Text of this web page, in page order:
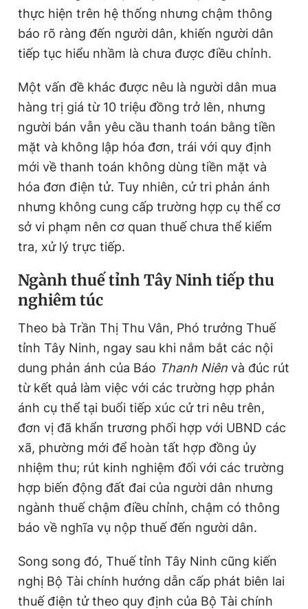
thực hiện trên hệ thống nhưng chậm thông
báo rõ ràng đến người dân, khiến người dân
tiếp tục hiểu nhầm là chưa được điều chỉnh.
Một vấn đề khác được nêu là người dân mua
hàng trị giá từ 10 triệu đồng trở lên, nhưng
người bán vẫn yêu cầu thanh toán bằng tiền
mặt và không lập hóa đơn, trái với quy định
mới về thanh toán không dùng tiền mặt và
hóa đơn điện tử. Tuy nhiên, cử tri phản ánh
nhưng không cung cấp trường hợp cụ thể cơ
sở vi phạm nên cơ quan thuế chưa thể kiểm
tra, xử lý trực tiếp.
Ngành thuế tỉnh Tây Ninh tiếp thu
nghiêm túc
Theo bà Trần Thị Thu Vân, Phó trưởng Thuế
tỉnh Tây Ninh, ngay sau khi nắm bắt các nội
dung phản ánh của Báo Thanh Niên và đúc rút
từ kết quả làm việc với các trường hợp phản
ánh cụ thể tại buổi tiếp xúc cử tri nêu trên,
đơn vị đã khẩn trương phối hợp với UBND các
xã, phường mới để hoàn tất hợp đồng ủy
nhiệm thu; rút kinh nghiệm đối với các trường
hợp biến động đất đai của người dân nhưng
ngành thuế chậm điều chỉnh, chậm có thông
báo về nghĩa vụ nộp thuế đến người dân.
Song song đó, Thuế tỉnh Tây Ninh cũng kiến
nghị Bộ Tài chính hướng dẫn cấp phát biên lai
thuế điện tử theo quy định của Bộ Tài chính